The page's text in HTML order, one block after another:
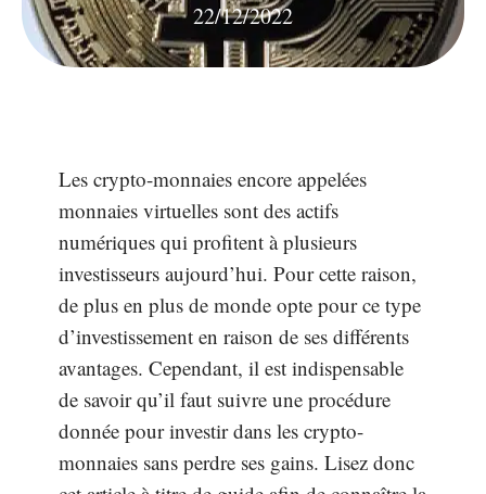
22/12/2022
Les crypto-monnaies encore appelées
monnaies virtuelles sont des actifs
numériques qui profitent à plusieurs
investisseurs aujourd’hui. Pour cette raison,
de plus en plus de monde opte pour ce type
d’investissement en raison de ses différents
avantages. Cependant, il est indispensable
de savoir qu’il faut suivre une procédure
donnée pour investir dans les crypto-
monnaies sans perdre ses gains. Lisez donc